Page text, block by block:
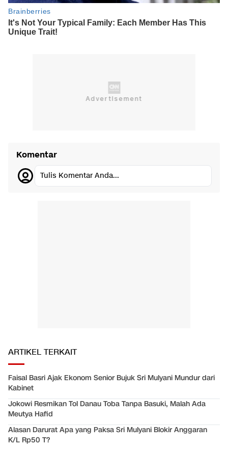
Komentar
Tulis Komentar Anda...
ARTIKEL TERKAIT
Faisal Basri Ajak Ekonom Senior Bujuk Sri Mulyani Mundur dari
Kabinet
Jokowi Resmikan Tol Danau Toba Tanpa Basuki, Malah Ada
Meutya Hafid
Alasan Darurat Apa yang Paksa Sri Mulyani Blokir Anggaran
K/L Rp50 T?